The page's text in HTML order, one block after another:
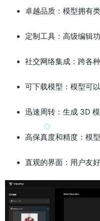
卓越品质：模型拥有
定制工具：高级编辑
社交网络集成：跨各
可下载模型：模型可
迅速周转：生成 3D 模
高保真度和精度：模
直观的界面：用户友